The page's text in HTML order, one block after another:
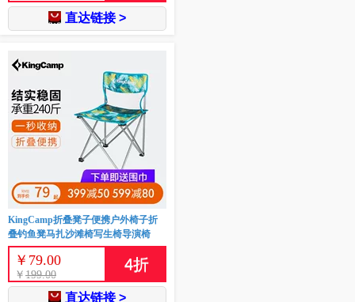
直达链接 >
KingCamp折叠凳子便携户外椅子折
叠钓鱼凳马扎沙滩椅写生椅导演椅
￥ 79.00
￥ 199.00
4折
直达链接 >